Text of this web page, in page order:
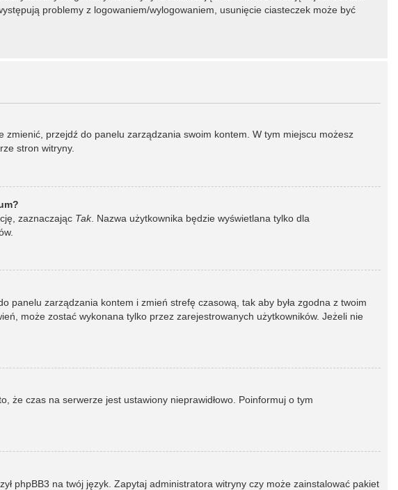
problemy z logowaniem/wylogowaniem, usunięcie ciasteczek może być
przejdź do panelu zarządzania swoim kontem. W tym miejscu możesz
stron witryny.
zaznaczając Tak. Nazwa użytkownika będzie wyświetlana tylko dla
panelu zarządzania kontem i zmień strefę czasową, tak aby była zgodna z twoim
może zostać wykonana tylko przez zarejestrowanych użytkowników. Jeżeli nie
że czas na serwerze jest ustawiony nieprawidłowo. Poinformuj o tym
phpBB3 na twój język. Zapytaj administratora witryny czy może zainstalować pakiet